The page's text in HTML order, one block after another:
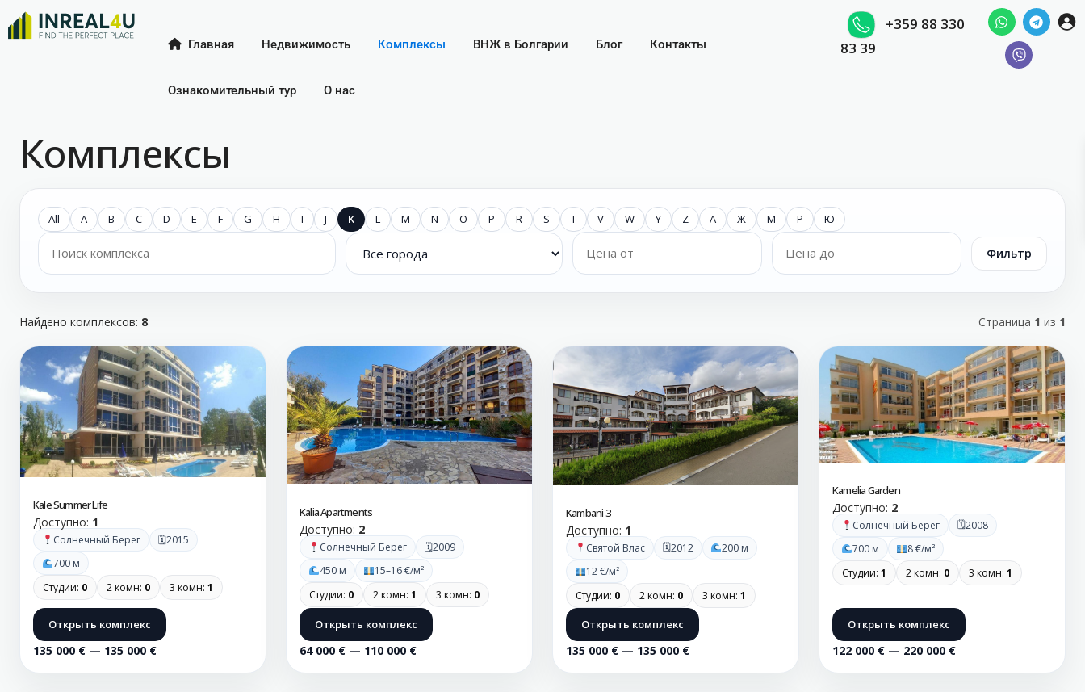
Главная Недвижимость Комплексы ВНЖ в Болгарии Блог Контакты
Ознакомительный тур О нас
+359 88 330
83 39
Комплексы
All A B C D E F G H I J K L M N O P R S T V W Y Z А Ж М Р Ю
Фильтр
Найдено комплексов: 8 Страница 1 из 1
Kale Summer Life
Доступно: 1
Солнечный Берег 🗓2015
700 м
Студии: 0 2 комн: 0 3 комн: 1
Открыть комплекс
135 000 € — 135 000 €
Kalia Apartments
Доступно: 2
Солнечный Берег 🗓2009
450 м
15–16 €/м²
Студии: 0 2 комн: 1 3 комн: 0
Открыть комплекс
64 000 € — 110 000 €
Kambani 3
Доступно: 1
Святой Влас 🗓2012
200 м
12 €/м²
Студии: 0 2 комн: 0 3 комн: 1
Открыть комплекс
135 000 € — 135 000 €
Kamelia Garden
Доступно: 2
Солнечный Берег 🗓2008
700 м
8 €/м²
Студии: 1 2 комн: 0 3 комн: 1
Открыть комплекс
122 000 € — 220 000 €